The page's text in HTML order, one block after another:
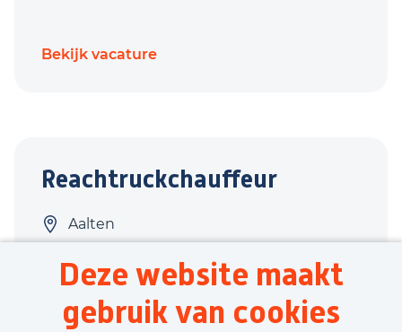
Deze website maakt
gebruik van cookies
Bekijk vacature
Reachtruckchauffeur
Aalten
37,5 uur
Tijdelijk met uitzicht op vast